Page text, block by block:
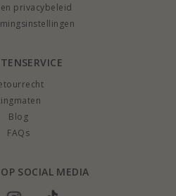
privacybeleid
Blog
FAQs
SOCIAL MEDIA